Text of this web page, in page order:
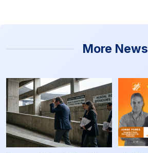
More News